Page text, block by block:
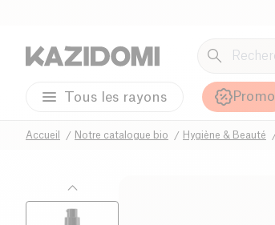
Tous les rayons Promo
Accueil Notre catalogue bio Hygiène & Beauté